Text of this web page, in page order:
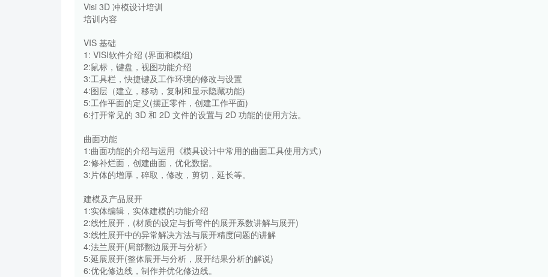
Visi 3D 冲模设计培训
培训内容
VIS 基础
1: VISI软件介绍 (界面和模组)
2:鼠标，键盘，视图功能介绍
3:工具栏，快捷键及工作环境的修改与设置
4:图层（建立，移动，复制和显示隐藏功能)
5:工作平面的定义(摆正零件，创建工作平面)
6:打开常见的 3D 和 2D 文件的设置与 2D 功能的使用方法。
曲面功能
1:曲面功能的介绍与运用《模具设计中常用的曲面工具使用方式）
2:修补烂面，创建曲面，优化数据。
3:片体的增厚，碎取，修改，剪切，延长等。
建模及产品展开
1:实体编辑，实体建模的功能介绍
2:线性展开，(材质的设定与折弯件的展开系数讲解与展开)
3:线性展开中的异常解决方法与展开精度问题的讲解
4:法兰展开(局部翻边展开与分析》
5:延展展开(整体展开与分析，展开结果分析的解说)
6:优化修边线，制作并优化修边线。